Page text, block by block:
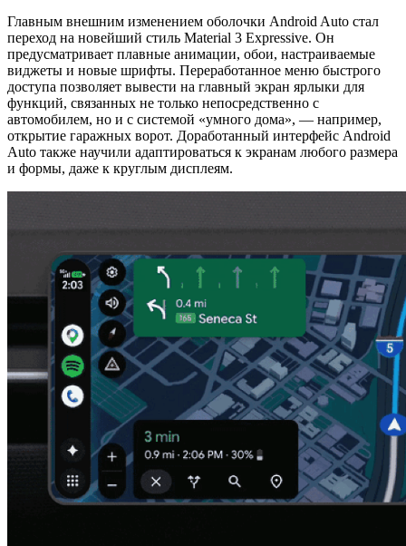
Главным внешним изменением оболочки Android Auto стал
переход на новейший стиль Material 3 Expressive. Он
предусматривает плавные анимации, обои, настраиваемые
виджеты и новые шрифты. Переработанное меню быстрого
доступа позволяет вывести на главный экран ярлыки для
функций, связанных не только непосредственно с
автомобилем, но и с системой «умного дома», — например,
открытие гаражных ворот. Доработанный интерфейс Android
Auto также научили адаптироваться к экранам любого размера
и формы, даже к круглым дисплеям.